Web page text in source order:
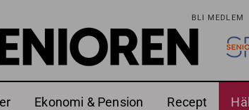
BLI MEDLEM
Ekonomi & Pension Recept